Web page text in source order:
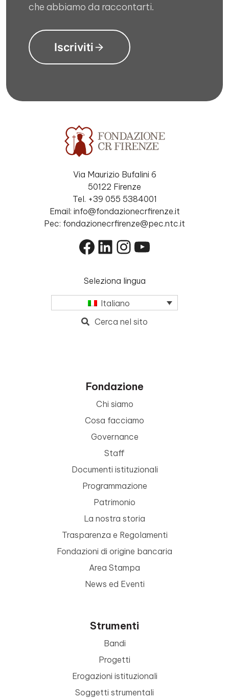
che abbiamo da raccontarti.
Iscriviti
Via Maurizio Bufalini 6
50122 Firenze
Tel. +39 055 5384001
Email: info@fondazionecrfirenze.it
Pec: fondazionecrfirenze@pec.ntc.it
Facebook
LinkedIn
Instagram
YouTube
Seleziona lingua
Italiano
Cerca nel sito
Fondazione
Chi siamo
Cosa facciamo
Governance
Staff
Documenti istituzionali
Programmazione
Patrimonio
La nostra storia
Trasparenza e Regolamenti
Fondazioni di origine bancaria
Area Stampa
News ed Eventi
Strumenti
Bandi
Progetti
Erogazioni istituzionali
Soggetti strumentali